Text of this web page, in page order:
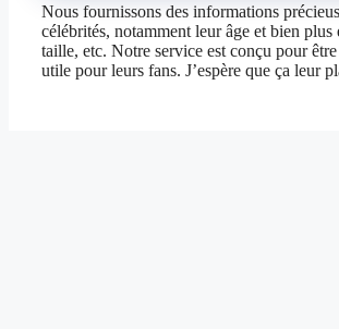
Nous fournissons des informations
célébrités, notamment leur âge et bien plus
taille, etc. Notre service est conçu pour
utile pour leurs fans. J’espère que ça leur